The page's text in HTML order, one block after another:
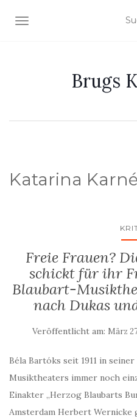
NAVIGATION EIN-/
Brugs
Katarina
Freie Frauen?
schickt für ihr
Blaubart-
nach Dukas
Veröffentlicht am: März
Béla Bartóks seit 1911 in
Musiktheaters immer noch
Einakter „Herzog Blaubarts
Amsterdam Herbert Wernicke